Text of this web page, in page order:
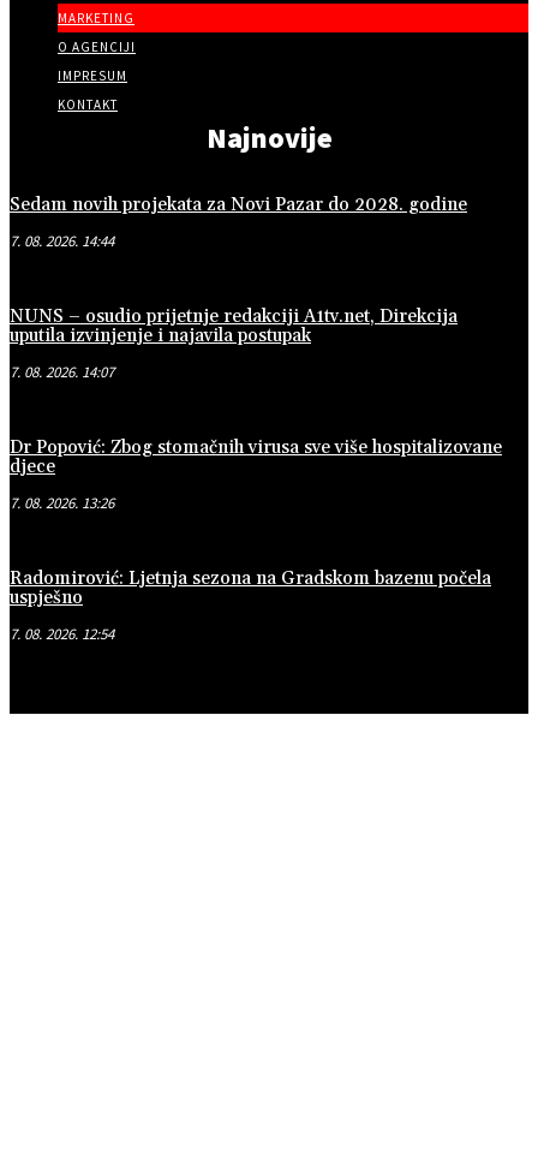
MARKETING
O AGENCIJI
IMPRESUM
KONTAKT
Najnovije
Sedam novih projekata za Novi Pazar do 2028. godine
7. 08. 2026. 14:44
NUNS – osudio prijetnje redakciji A1tv.net, Direkcija
uputila izvinjenje i najavila postupak
7. 08. 2026. 14:07
Dr Popović: Zbog stomačnih virusa sve više hospitalizovane
djece
7. 08. 2026. 13:26
Radomirović: Ljetnja sezona na Gradskom bazenu počela
uspješno
7. 08. 2026. 12:54